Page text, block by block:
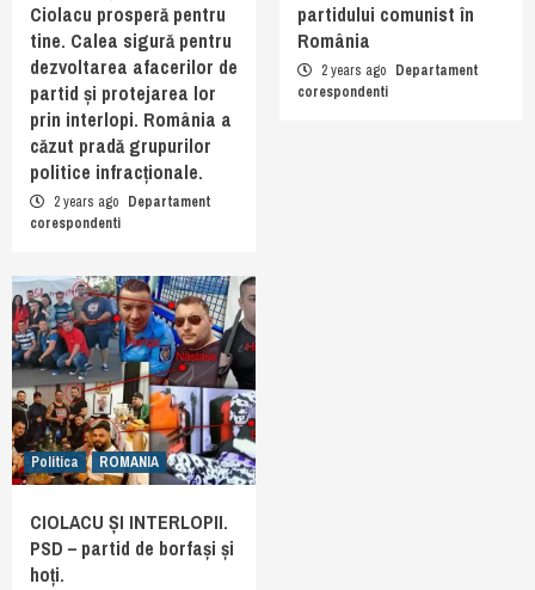
Ciolacu prosperă pentru
tine. Calea sigură pentru
dezvoltarea afacerilor de
partid și protejarea lor
prin interlopi. România a
căzut pradă grupurilor
politice infracționale.
2 years ago Departament
corespondenti
partidului comunist în
România
2 years ago Departament
corespondenti
Politica ROMANIA
CIOLACU ȘI INTERLOPII.
PSD – partid de borfași și
hoți.